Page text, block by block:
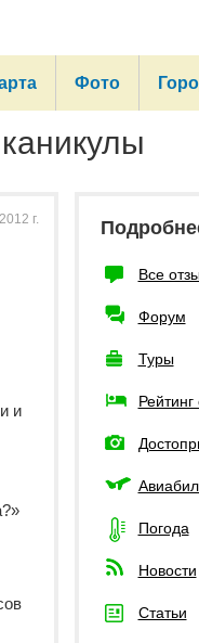
Фото
г.
и
Все
Форум
Туры
Рейтинг
Погода
Новости
Статьи